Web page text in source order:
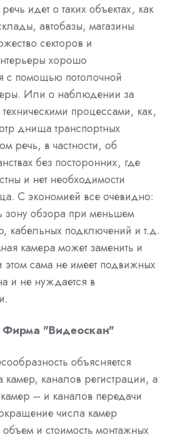
идет о таких объектах, как
автобазы, магазины
секторов и
хорошо
с помощью потолочной
Или о наблюдении за
процессами, как,
днища транспортных
речь, в частности, об
без посторонних, где
и нет необходимости
С экономией все очевидно:
зону обзора при меньшем
кабельных подключений и т.д.
камера может заменить и
сама не имеет подвижных
и не нуждается в
Фирма "Видеоскан"
объясняется
камер, каналов регистрации, а
– и каналов передачи
числа камер
и стоимость монтажных